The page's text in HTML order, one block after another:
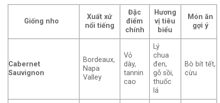
Giống nho
Xuất xứ
nổi tiếng
Đặc
điểm
chính
Hương
vị tiêu
biểu
Món ăn
gợi ý
Cabernet
Sauvignon
Bordeaux,
Napa
Valley
Vỏ
dày,
tannin
cao
Lý
chua
đen,
gỗ sồi,
thuốc
lá
Bò bít tết,
cừu